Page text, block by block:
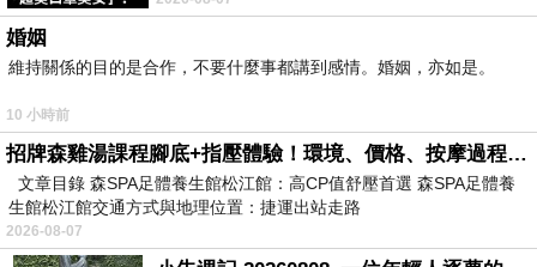
用等店家開門也不用看店員臉色，
然選擇在網路上購買~~
於是我也參考了其他網友【東方翡翠寶石】財神爺A
貨天然翡翠吊墜花件-白翡、糯種、些微透光-
CG004(翡翠項鍊、翡翠玉珮)的推薦開箱文及心得
分享!
婚姻
維持關係的目的是合作，不要什麼事都講到感情。婚姻，亦如是。
10 小時前
招牌森雞湯課程腳底+指壓體驗！環境、價格、按摩過程全紀錄，森SPA足體養生館松江館最新價格表
文章目錄 森SPA足體養生館松江館：高CP值舒壓首選 森SPA足體養
生館松江館交通方式與地理位置：捷運出站走路
2026-08-07